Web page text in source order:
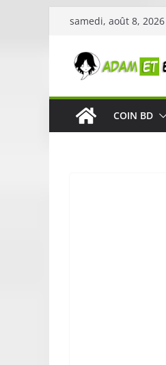
Passer
contenu
samedi, août 8, 2026
COIN BD